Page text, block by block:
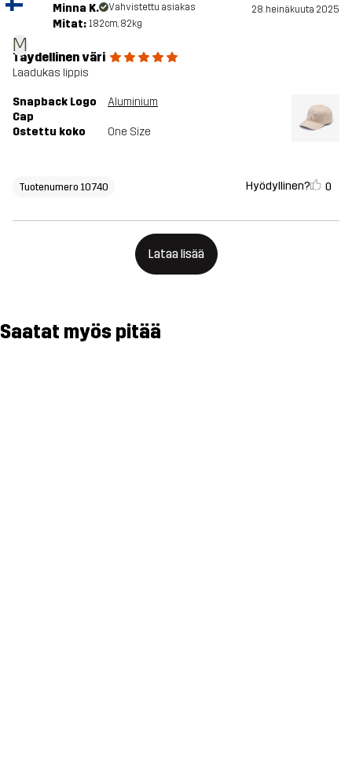
M
Minna K. Vahvistettu asiakas 28. heinäkuuta 2025
Mitat: 182cm, 82kg
Täydellinen väri
Laadukas lippis
Snapback Logo
Cap
Aluminium
Ostettu koko One Size
Tuotenumero 10740 Hyödyllinen? 0
Lataa lisää
Saatat myös pitää